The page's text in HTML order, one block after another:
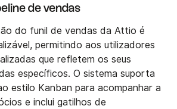
de vendas
do funil de vendas da Attio é
permitindo aos utilizadores
que refletem os seus
específicos. O sistema suporta
estilo Kanban para acompanhar a
e inclui gatilhos de